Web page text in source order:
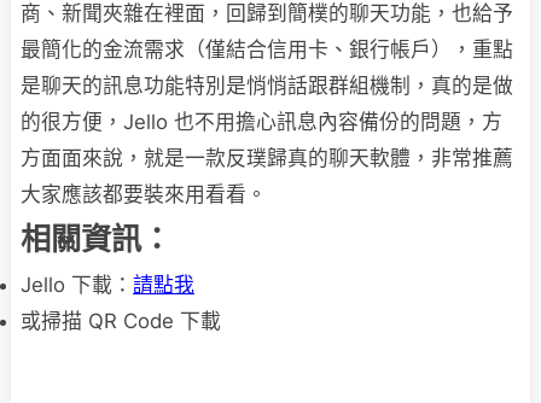
商、新聞夾雜在裡面，回歸到簡樸的聊天功能，也給予
最簡化的金流需求（僅結合信用卡、銀行帳戶），重點
是聊天的訊息功能特別是悄悄話跟群組機制，真的是做
的很方便，Jello 也不用擔心訊息內容備份的問題，方
方面面來說，就是一款反璞歸真的聊天軟體，非常推薦
大家應該都要裝來用看看。
相關資訊：
Jello 下載： 請點我
或掃描 QR Code 下載